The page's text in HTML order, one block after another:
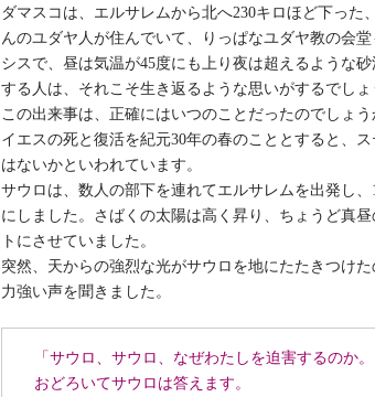
ダマスコは、エルサレムから北へ230キロほど下った
んのユダヤ人が住んでいて、りっぱなユダヤ教の会
シスで、昼は気温が45度にも上り夜は超えるような
する人は、それこそ生き返るような思いがするでしょ
この出来事は、正確にはいつのことだったのでしょう
イエスの死と復活を紀元30年の春のこととすると、
はないかといわれています。
サウロは、数人の部下を連れてエルサレムを出発し
にしました。さばくの太陽は高く昇り、ちょうど真
トにさせていました。
突然、天からの強烈な光がサウロを地にたたきつけ
力強い声を聞きました。
「サウロ、サウロ、なぜわたしを迫害するのか。
おどろいてサウロは答えます。